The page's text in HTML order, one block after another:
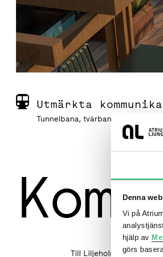
Denna
Vi på
hjälp av
görs
Utmärkta
Tunnelbana, tvärbana och
Till Liljeholmen kan du